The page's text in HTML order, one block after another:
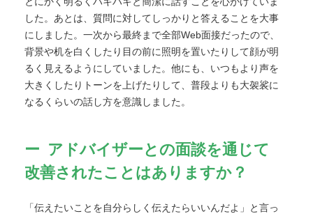
した。あとは、質問に対してしっかりと答えることを大事
にしました。一次から最終まで全部Web面接だったので、
背景や机を白くしたり目の前に照明を置いたりして顔が明
るく見えるようにしていました。他にも、いつもより声を
大きくしたりトーンを上げたりして、普段よりも大袈裟に
なるくらいの話し方を意識しました。
アドバイザーとの面談を通じて
改善されたことはありますか？
「伝えたいことを自分らしく伝えたらいいんだよ」と言っ